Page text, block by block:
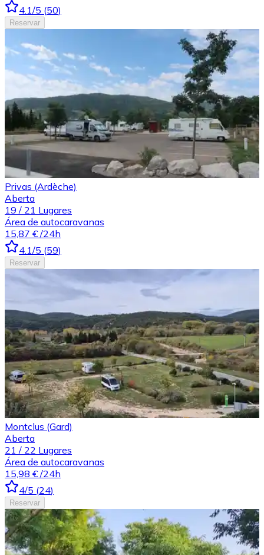
4.1/5 (50)
Reservar
Privas (Ardèche)
Aberta
19 / 21 Lugares
Área de autocaravanas
15,87 € /24h
4.1/5 (59)
Reservar
Montclus (Gard)
Aberta
21 / 22 Lugares
Área de autocaravanas
15,98 € /24h
4/5 (24)
Reservar